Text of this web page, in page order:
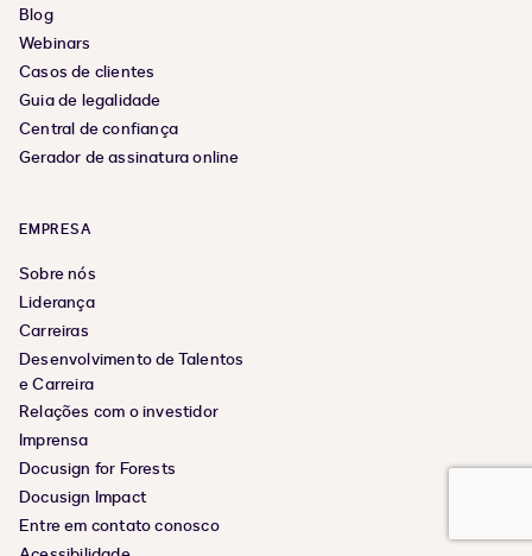
Blog
Webinars
Casos de clientes
Guia de legalidade
Central de confiança
Gerador de assinatura online
EMPRESA
Sobre nós
Liderança
Carreiras
Desenvolvimento de Talentos
e Carreira
Relações com o investidor
Imprensa
Docusign for Forests
Docusign Impact
Entre em contato conosco